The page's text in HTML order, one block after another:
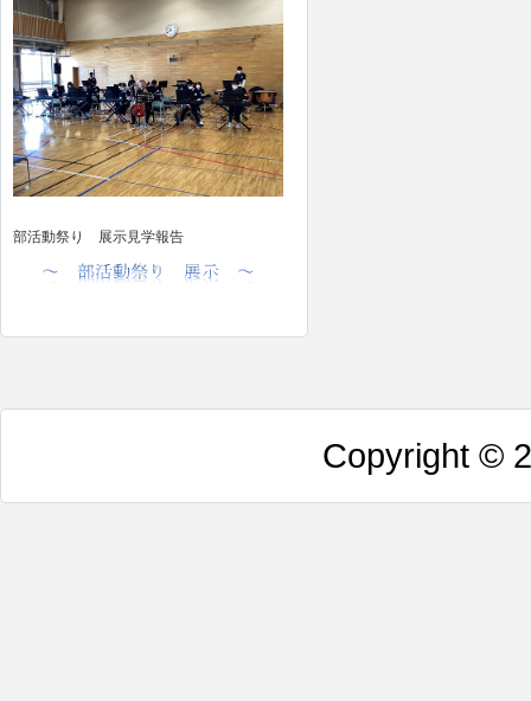
部活動祭り 展示見学報告
Copyright ©